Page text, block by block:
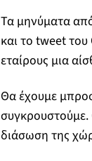
Τα μηνύματα
και το tweet του
εταίρους μια
Θα έχουμε
συγκρουστούμε.
διάσωση της